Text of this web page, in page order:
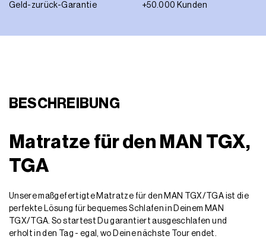
Geld-zurück-Garantie
+50.000 Kunden
BESCHREIBUNG
Matratze für den MAN TGX,
TGA
Unsere maßgefertigte Matratze für den MAN TGX/TGA ist die
perfekte Lösung für bequemes Schlafen in Deinem MAN
TGX/TGA. So startest Du garantiert ausgeschlafen und
erholt in den Tag - egal, wo Deine nächste Tour endet.